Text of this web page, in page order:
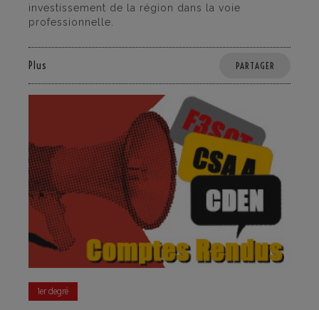
investissement de la région dans la voie
professionnelle.
Plus PARTAGER
1er degré